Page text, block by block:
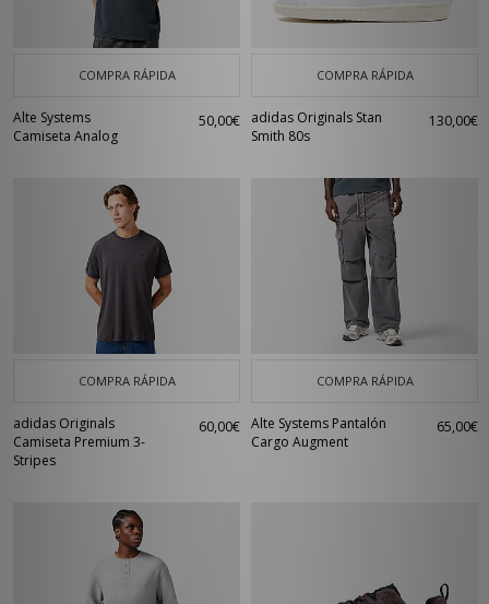
COMPRA RÁPIDA
Alte Systems
Camiseta Analog
50,00€
COMPRA RÁPIDA
adidas Originals Stan
Smith 80s
130,00€
COMPRA RÁPIDA
adidas Originals
Camiseta Premium 3-
Stripes
60,00€
COMPRA RÁPIDA
Alte Systems Pantalón
Cargo Augment
65,00€